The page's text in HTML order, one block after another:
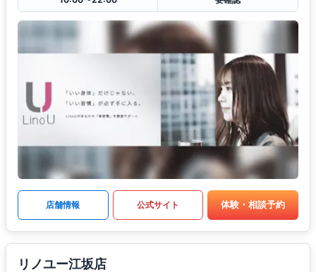
店舗情報 公式サイト 体験・相談予約
リノユー江坂店